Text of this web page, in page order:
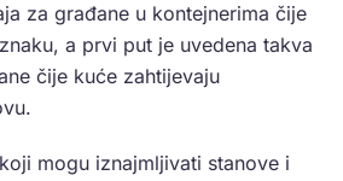
za građane u kontejnerima čije
a prvi put je uvedena takva
čije kuće zahtijevaju
mogu iznajmljivati stanove i